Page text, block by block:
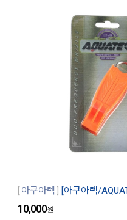
아쿠아텍 [아쿠아텍/
10,000원